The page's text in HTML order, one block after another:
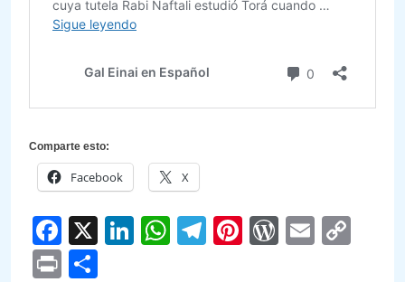
Comparte esto:
Facebook X
Facebook
X LinkedIn
WhatsApp
Telegram
PinterestEmail
Print